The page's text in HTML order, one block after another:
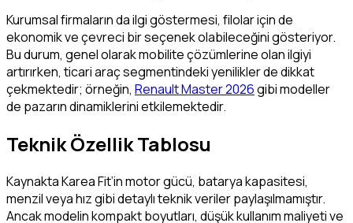
Kurumsal firmaların da ilgi göstermesi, filolar için de
ekonomik ve çevreci bir seçenek olabileceğini gösteriyor.
Bu durum, genel olarak mobilite çözümlerine olan ilgiyi
artırırken, ticari araç segmentindeki yenilikler de dikkat
çekmektedir; örneğin, Renault Master 2026gibi modeller
de pazarın dinamiklerini etkilemektedir.
Teknik Özellik Tablosu
Kaynakta Karea Fit’in motor gücü, batarya kapasitesi,
menzil veya hız gibi detaylı teknik veriler paylaşılmamıştır.
Ancak modelin kompakt boyutları, düşük kullanım maliyeti ve